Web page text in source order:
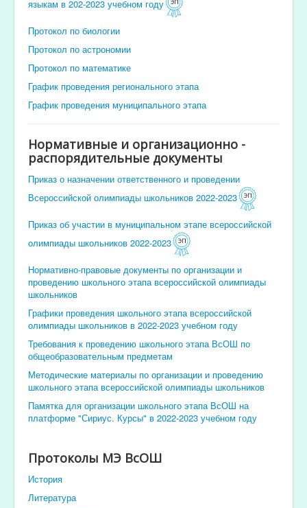
языкам в 202-2023 учебном году
Протокол по биологии
Протокол по астрономии
Протокол по математике
График проведения регионального этапа
График проведения муниципального этапа
Нормативные и организационно -
распорядительные документы
Приказ о назначении ответственного и проведении
Всероссийской олимпиады школьников 2022-2023
Приказ об участии в муниципальном этапе всероссийской
олимпиады школьников 2022-2023
Нормативно-правовые документы по организации и
проведению школьного этапа всероссийской олимпиады
школьников
Графики проведения школьного этапа всероссийской
олимпиады школьников в 2022-2023 учебном году
Требования к проведению школьного этапа ВсОШ по
общеобразовательным предметам
Методические материалы по организации и проведению
школьного этапа всероссийской олимпиады школьников
Памятка для организации школьного этапа ВсОШ на
платформе "Сириус. Курсы" в 2022-2023 учебном году
Протоколы МЭ ВсОШ
История
Литература